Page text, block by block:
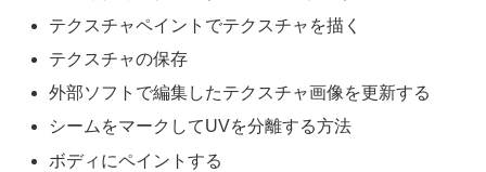
テクスチャペイントでテクスチャを描く
テクスチャの保存
外部ソフトで編集したテクスチャ画像を更新する
シームをマークしてUVを分離する方法
ボディにペイントする